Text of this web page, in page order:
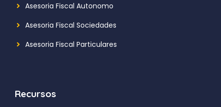
Asesoria Fiscal Autonomo
Asesoria Fiscal Sociedades
Asesoria Fiscal Particulares
Recursos